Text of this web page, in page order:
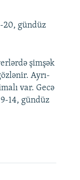
20, gündüz
şimşək
Ayrı-
var. Gecə
14, gündüz